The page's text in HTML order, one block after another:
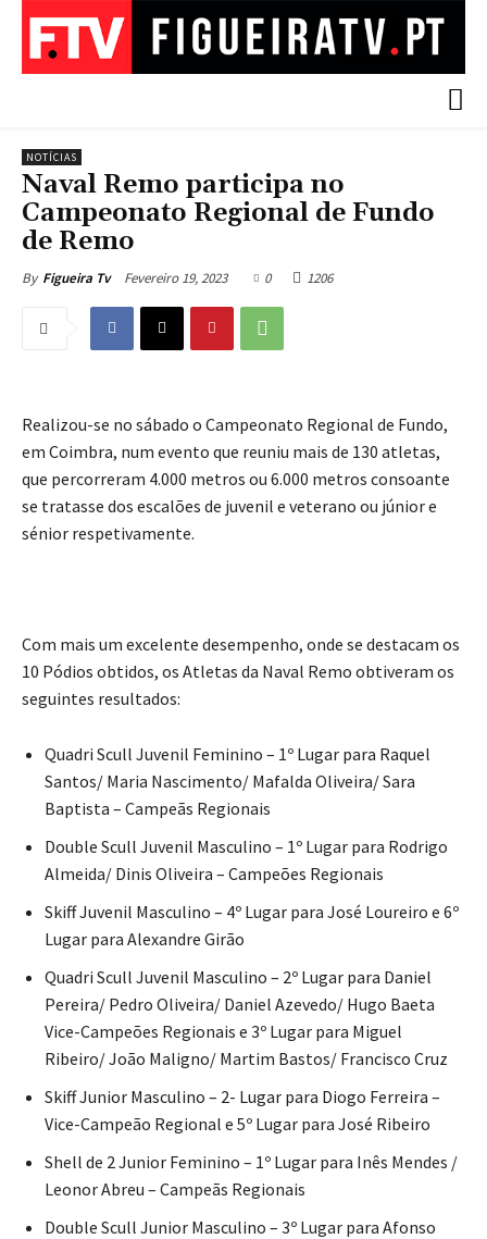
NOTÍCIAS
Naval Remo participa no
Campeonato Regional de Fundo
de Remo
By Figueira Tv Fevereiro 19, 2023 0 1206
Realizou-se no sábado o Campeonato Regional de Fundo,
em Coimbra, num evento que reuniu mais de 130 atletas,
que percorreram 4.000 metros ou 6.000 metros consoante
se tratasse dos escalões de juvenil e veterano ou júnior e
sénior respetivamente.
Com mais um excelente desempenho, onde se destacam os
10 Pódios obtidos, os Atletas da Naval Remo obtiveram os
seguintes resultados:
Quadri Scull Juvenil Feminino – 1º Lugar para Raquel
Santos/ Maria Nascimento/ Mafalda Oliveira/ Sara
Baptista – Campeãs Regionais
Double Scull Juvenil Masculino – 1º Lugar para Rodrigo
Almeida/ Dinis Oliveira – Campeões Regionais
Skiff Juvenil Masculino – 4º Lugar para José Loureiro e 6º
Lugar para Alexandre Girão
Quadri Scull Juvenil Masculino – 2º Lugar para Daniel
Pereira/ Pedro Oliveira/ Daniel Azevedo/ Hugo Baeta
Vice-Campeões Regionais e 3º Lugar para Miguel
Ribeiro/ João Maligno/ Martim Bastos/ Francisco Cruz
Skiff Junior Masculino – 2- Lugar para Diogo Ferreira –
Vice-Campeão Regional e 5º Lugar para José Ribeiro
Shell de 2 Junior Feminino – 1º Lugar para Inês Mendes /
Leonor Abreu – Campeãs Regionais
Double Scull Junior Masculino – 3º Lugar para Afonso